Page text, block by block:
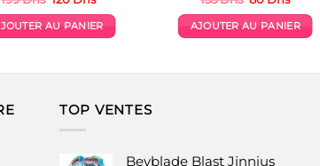
initial
était :
actuel
est :
AU PANIER
initial
était :
actuel
est :
AJOUTER AU PANIER
TOP VENTES
Beyblade Blast Jinnius